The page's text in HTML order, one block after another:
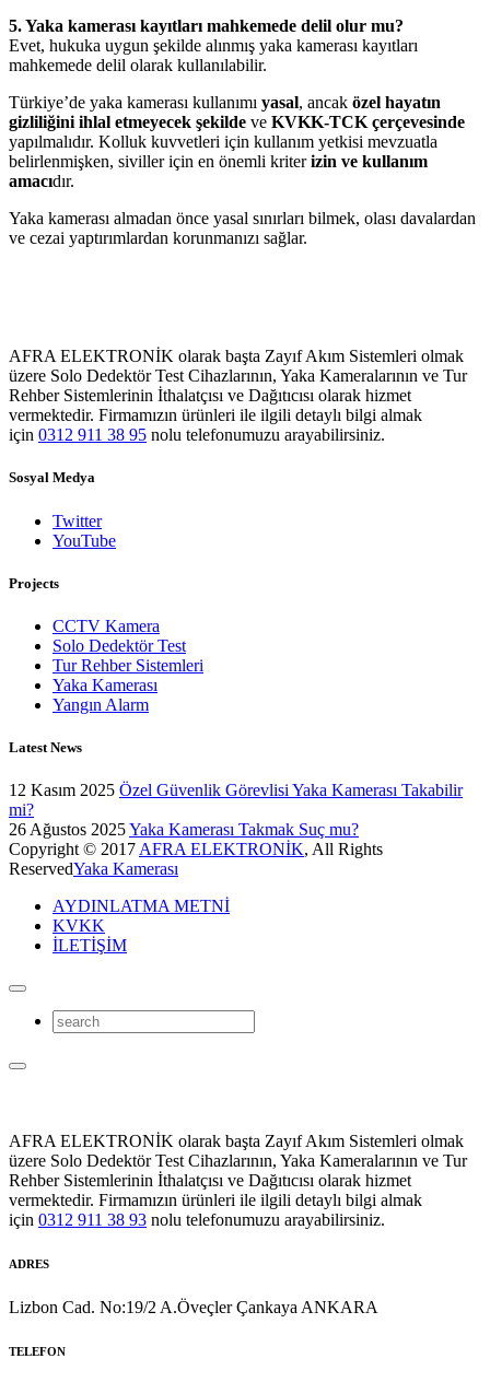
5. Yaka kamerası kayıtları mahkemede delil olur mu?
Evet, hukuka uygun şekilde alınmış yaka kamerası kayıtları
mahkemede delil olarak kullanılabilir.
Türkiye’de yaka kamerası kullanımı yasal, ancak özel hayatın
gizliliğini ihlal etmeyecek şekilde ve KVKK-TCK çerçevesinde
yapılmalıdır. Kolluk kuvvetleri için kullanım yetkisi mevzuatla
belirlenmişken, siviller için en önemli kriterizin ve kullanım
amacıdır.
Yaka kamerası almadan önce yasal sınırları bilmek, olası davalardan
ve cezai yaptırımlardan korunmanızı sağlar.
AFRA ELEKTRONİK olarak başta Zayıf Akım Sistemleri olmak
üzere Solo Dedektör Test Cihazlarının, Yaka Kameralarının ve Tur
Rehber Sistemlerinin İthalatçısı ve Dağıtıcısı olarak hizmet
vermektedir. Firmamızın ürünleri ile ilgili detaylı bilgi almak
için 0312 911 38 95 nolu telefonumuzu arayabilirsiniz.
Sosyal Medya
Twitter
YouTube
Projects
CCTV Kamera
Solo Dedektör Test
Tur Rehber Sistemleri
Yaka Kamerası
Yangın Alarm
Latest News
12 Kasım 2025 Özel Güvenlik Görevlisi Yaka Kamerası Takabilir
mi?
26 Ağustos 2025Yaka Kamerası Takmak Suç mu?
Copyright © 2017 AFRA ELEKTRONİK, All Rights
ReservedYaka Kamerası
AYDINLATMA METNİ
KVKK
İLETİŞİM
AFRA ELEKTRONİK olarak başta Zayıf Akım Sistemleri olmak
üzere Solo Dedektör Test Cihazlarının, Yaka Kameralarının ve Tur
Rehber Sistemlerinin İthalatçısı ve Dağıtıcısı olarak hizmet
vermektedir. Firmamızın ürünleri ile ilgili detaylı bilgi almak
için 0312 911 38 93 nolu telefonumuzu arayabilirsiniz.
ADRES
Lizbon Cad. No:19/2 A.Öveçler Çankaya ANKARA
TELEFON